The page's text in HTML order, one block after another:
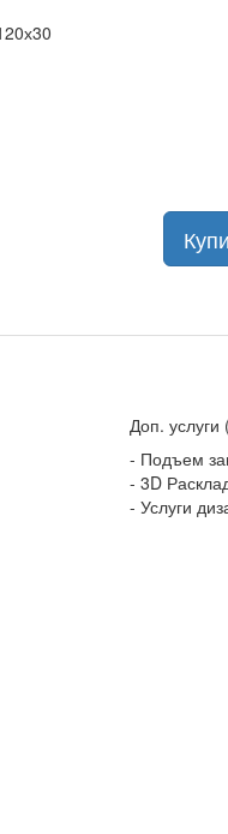
Доп. услуги
- Подъем
- 3D
- Услуги